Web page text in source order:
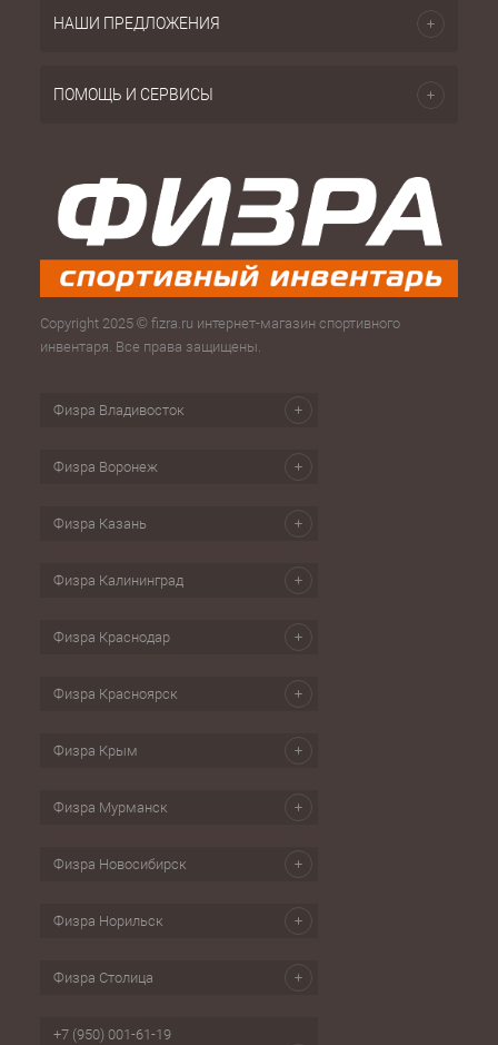
НАШИ ПРЕДЛОЖЕНИЯ
ПОМОЩЬ И СЕРВИСЫ
Copyright 2025 © fizra.ru интернет-магазин спортивного
инвентаря. Все права защищены.
Физра Владивосток
Физра Воронеж
Физра Казань
Физра Калининград
Физра Краснодар
Физра Красноярск
Физра Крым
Физра Мурманск
Физра Новосибирск
Физра Норильск
Физра Столица
+7 (950) 001-61-19